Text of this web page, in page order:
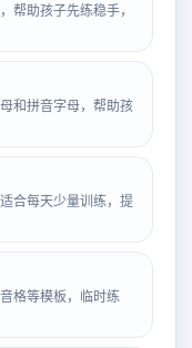
帮助孩子先练稳手，
和拼音字母，帮助孩
合每天少量训练，提
格等模板，临时练